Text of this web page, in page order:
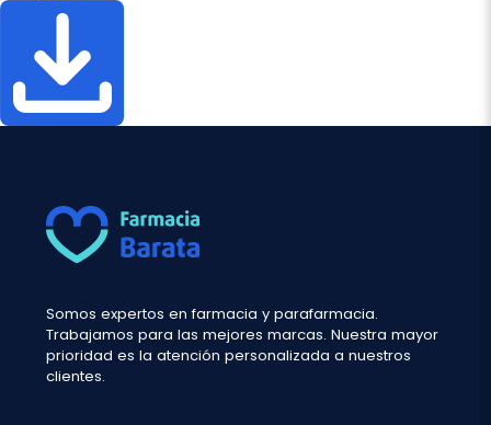
Somos expertos en farmacia y parafarmacia.
Trabajamos para las mejores marcas. Nuestra mayor
prioridad es la atención personalizada a nuestros
clientes.